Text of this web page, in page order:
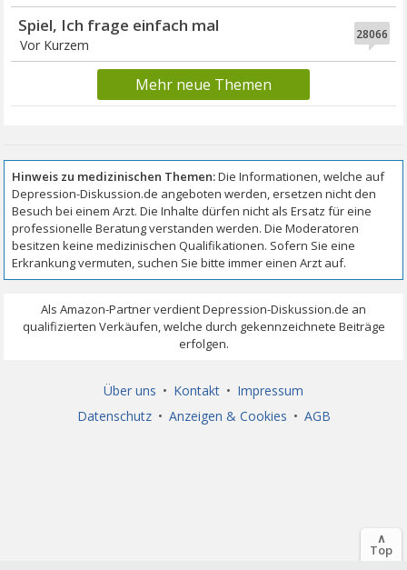
28066
Spiel, Ich frage einfach mal
Vor Kurzem
Mehr neue Themen
Über uns • Kontakt • Impressum
Datenschutz • Anzeigen & Cookies • AGB
∧
Top